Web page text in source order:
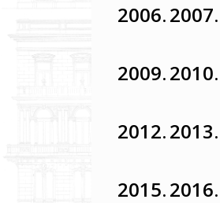
2006.2007.
2009.2010.
2012.2013.
2015.2016.